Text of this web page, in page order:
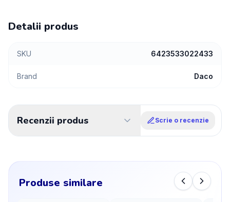
Detalii produs
SKU 6423533022433
Brand Daco
Recenzii produs Scrie o recenzie
Produse similare